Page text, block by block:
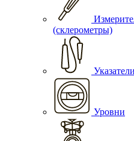
(склерометры)
Уровни